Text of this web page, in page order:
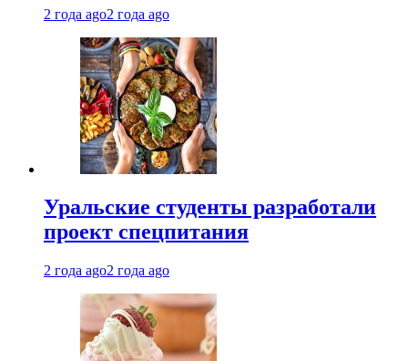
2 года ago2 года ago
Уральские студенты разработали
проект спецпитания
2 года ago2 года ago